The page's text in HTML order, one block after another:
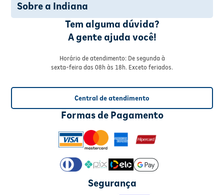
Sobre a Indiana
Tem alguma dúvida?
A gente ajuda você!
Horário de atendimento: De segunda à
sexta-feira das 08h às 18h. Exceto feriados.
Central de atendimento
Formas de Pagamento
Segurança